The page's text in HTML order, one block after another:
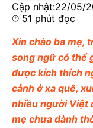
Cập nhật:22/05/
51 phút đọc
Xin chào ba mẹ,
song ngữ có thể
được kích thích
cảnh ở xa quê,
nhiều người Việt
mẹ chưa dành